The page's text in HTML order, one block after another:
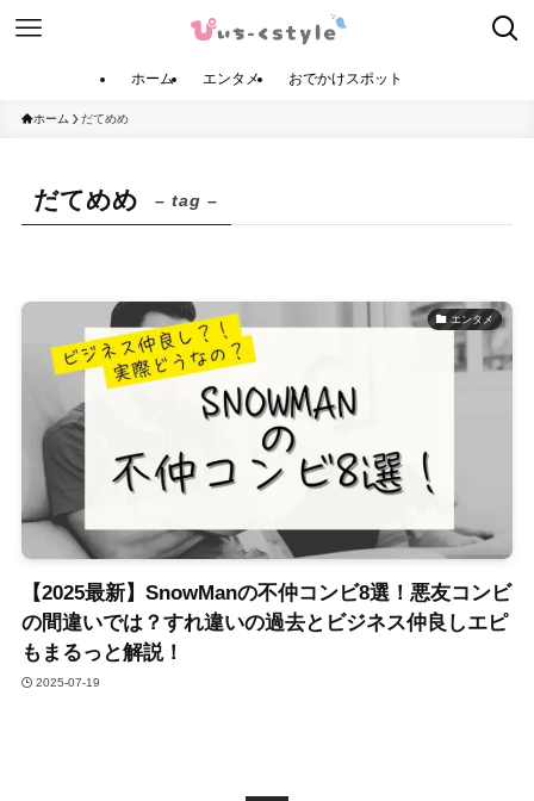
ホーム エンタメ おでかけスポット
ホーム だてめめ
だてめめ – tag –
エンタメ
【2025最新】SnowManの不仲コンビ8選！悪友コンビ
の間違いでは？すれ違いの過去とビジネス仲良しエピ
もまるっと解説！
2025-07-19